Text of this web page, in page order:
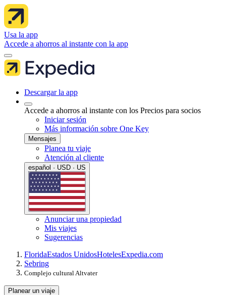
Usa la app
Accede a ahorros al instante con la app
Descargar la app
Accede a ahorros al instante con los Precios para socios
Iniciar sesión
Más información sobre One Key
Mensajes
Planea tu viaje
Atención al cliente
español · USD · US
Anunciar una propiedad
Mis viajes
Sugerencias
FloridaEstados UnidosHotelesExpedia.com
Sebring
Complejo cultural Altvater
Planear un viaje